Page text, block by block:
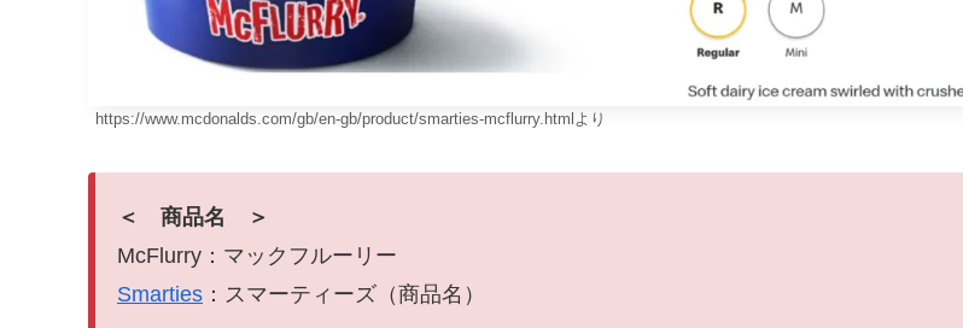
https://www.mcdonalds.com/gb/en-gb/product/smarties-mcflurry.htmlより
＜ 商品名 ＞
McFlurry：マックフルーリー
Smarties ：スマーティーズ（商品名）